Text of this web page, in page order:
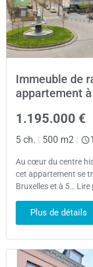
Immeuble de
appartement
1.195.000 €
5 ch. 500 m2
Au cœur du centre
cet appartement se
Bruxelles et à 5… Lire
Plus de détails